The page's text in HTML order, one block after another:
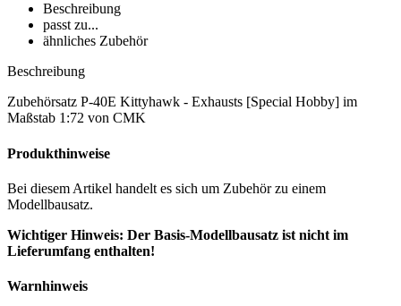
Beschreibung
passt zu...
ähnliches Zubehör
Beschreibung
Zubehörsatz P-40E Kittyhawk - Exhausts [Special Hobby] im
Maßstab 1:72 von CMK
Produkthinweise
Bei diesem Artikel handelt es sich um Zubehör zu einem
Modellbausatz.
Wichtiger Hinweis: Der Basis-Modellbausatz ist nicht im
Lieferumfang enthalten!
Warnhinweis